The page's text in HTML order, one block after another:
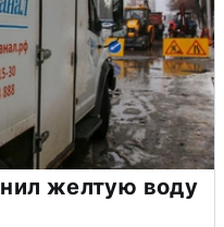
желтую воду